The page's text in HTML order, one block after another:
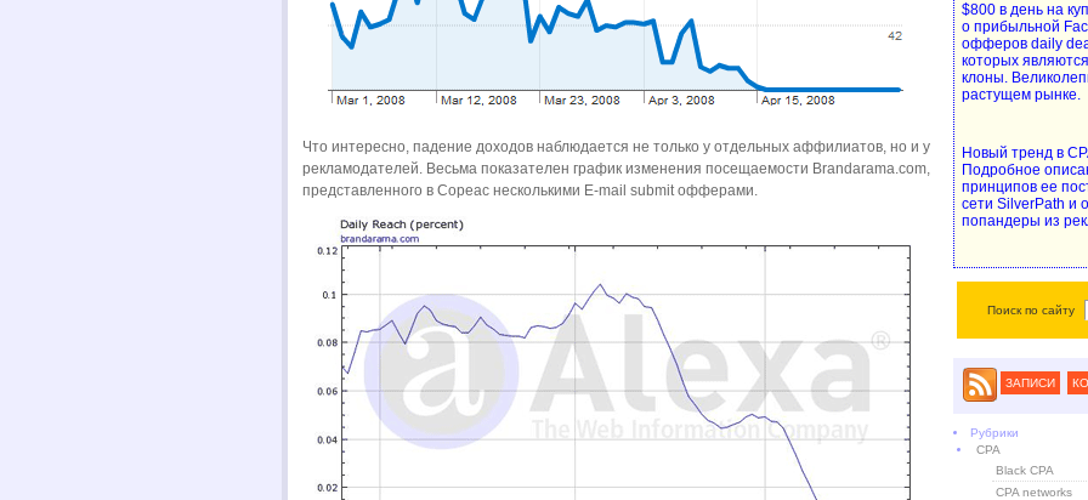
Что интересно, падение доходов наблюдается не только у отдельных аффилиатов, но и у
рекламодателей. Весьма показателен график изменения посещаемости Brandarama.com,
представленного в Copeac несколькими E-mail submit офферами.
$800 в день на
о прибыльной
офферов daily
которых
клоны.
растущем рынке.
Новый тренд в
Подробное
принципов ее
сети SilverPath и
попандеры из
Поиск по сайту
ЗАПИСИ
Рубрики
CPA
Black CPA
CPA networks